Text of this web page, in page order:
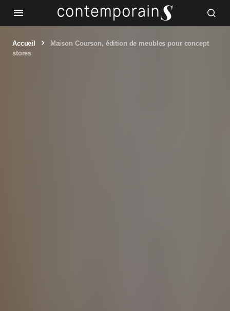
Accueil
Maison Courson, édition de meubles pour concept
stores